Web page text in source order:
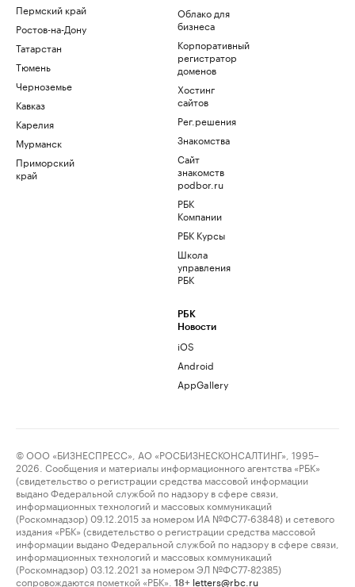
Пермский край
Ростов-на-Дону
Татарстан
Тюмень
Черноземье
Кавказ
Карелия
Мурманск
Приморский
край
Облако для
бизнеса
Корпоративный
регистратор
доменов
Хостинг
сайтов
Рег.решения
Знакомства
Сайт
знакомств
podbor.ru
РБК
Компании
РБК Курсы
Школа
управления
РБК
РБК
Новости
iOS
Android
AppGallery
© ООО «БИЗНЕСПРЕСС», АО «РОСБИЗНЕСКОНСАЛТИНГ», 1995–
2026. Сообщения и материалы информационного агентства «РБК»
(свидетельство о регистрации средства массовой информации
выдано Федеральной службой по надзору в сфере связи,
информационных технологий и массовых коммуникаций
(Роскомнадзор) 09.12.2015 за номером ИА №ФС77-63848) и сетевого
издания «РБК» (свидетельство о регистрации средства массовой
информации выдано Федеральной службой по надзору в сфере связи,
информационных технологий и массовых коммуникаций
(Роскомнадзор) 03.12.2021 за номером ЭЛ №ФС77-82385)
сопровождаются пометкой «РБК».
18+ letters@rbc.ru